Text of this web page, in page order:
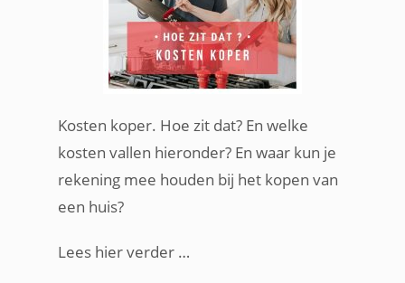
Kosten koper. Hoe zit dat? En welke
kosten vallen hieronder? En waar kun je
rekening mee houden bij het kopen van
een huis?
Lees hier verder …